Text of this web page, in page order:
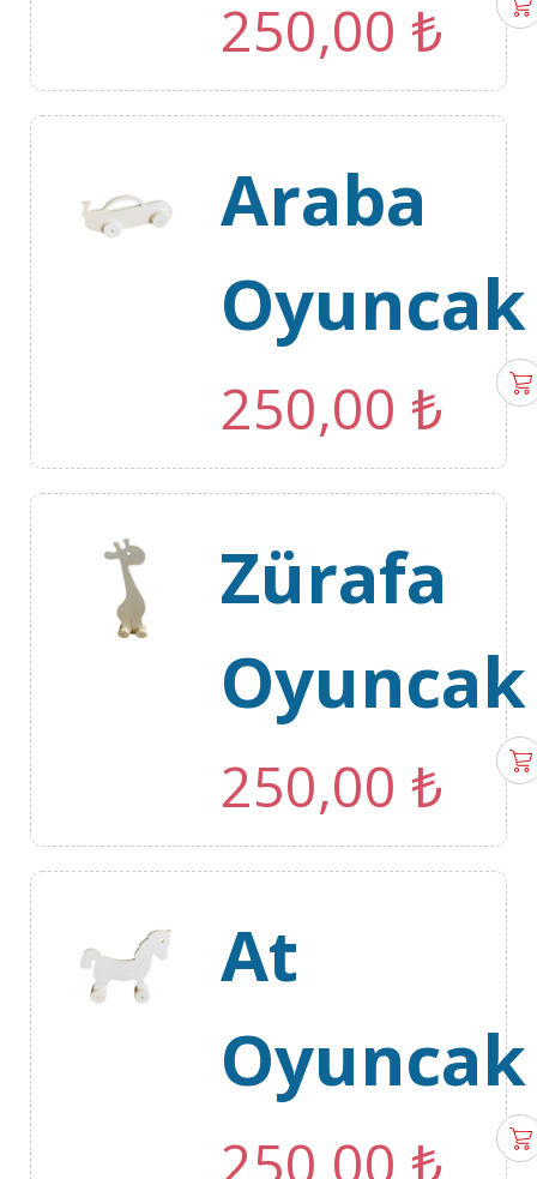
250,00 ₺
Araba
Oyuncak
250,00 ₺
Zürafa
Oyuncak
250,00 ₺
At
Oyuncak
250,00 ₺